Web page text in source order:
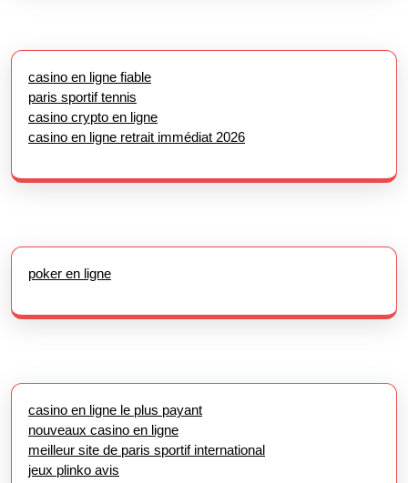
casino en ligne fiable
paris sportif tennis
casino crypto en ligne
casino en ligne retrait immédiat 2026
poker en ligne
casino en ligne le plus payant
nouveaux casino en ligne
meilleur site de paris sportif international
jeux plinko avis